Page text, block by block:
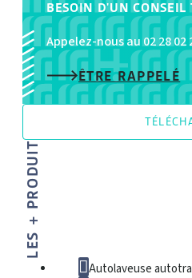
BESOIN D'UN CONSEIL
Appelez-nous au 02 28
ÊTRE RAPPELÉ
LES + PRODUIT
Autolaveuse